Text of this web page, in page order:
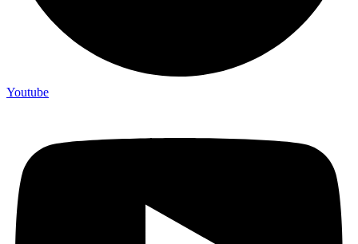
Youtube